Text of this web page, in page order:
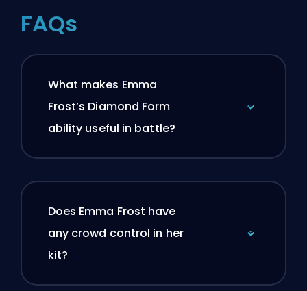
FAQs
What makes Emma
Frost’s Diamond Form
ability useful in battle?
Does Emma Frost have
any crowd control in her
kit?